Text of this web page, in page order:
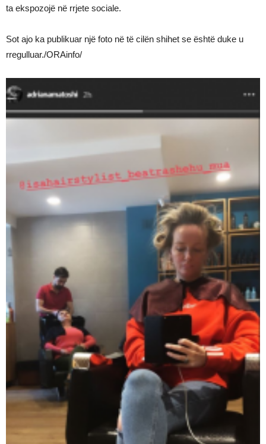
ta ekspozojë në rrjete sociale.
Sot ajo ka publikuar një foto në të cilën shihet se është duke u
rregulluar./ORAinfo/